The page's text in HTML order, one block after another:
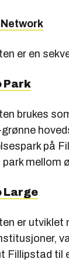
er en
Park
brukes
på
mellom
Large
er utviklet
Fillipstad til